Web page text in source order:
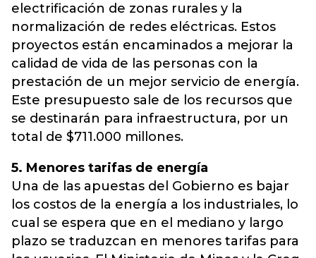
electrificación de zonas rurales y la
normalización de redes eléctricas. Estos
proyectos están encaminados a mejorar la
calidad de vida de las personas con la
prestación de un mejor servicio de energía.
Este presupuesto sale de los recursos que
se destinarán para infraestructura, por un
total de $711.000 millones.
5. Menores tarifas de energía
Una de las apuestas del Gobierno es bajar
los costos de la energía a los industriales, lo
cual se espera que en el mediano y largo
plazo se traduzcan en menores tarifas para